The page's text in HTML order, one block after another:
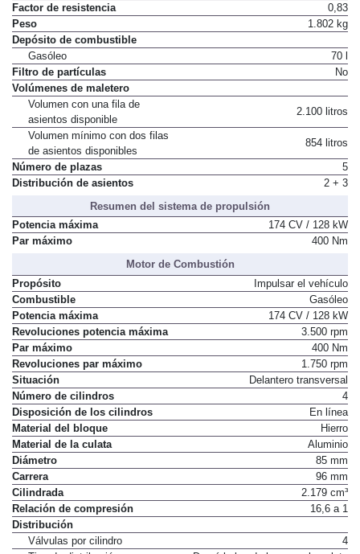
Factor de resistencia
0,83
Peso
1.802 kg
Depósito de combustible
Gasóleo
70 l
Filtro de partículas
No
Volúmenes de maletero
Volumen con una fila de
asientos disponible
2.100 litros
Volumen mínimo con dos filas
de asientos disponibles
854 litros
Número de plazas
5
Distribución de asientos
2 + 3
Resumen del sistema de propulsión
Potencia máxima
174 CV / 128 kW
Par máximo
400 Nm
Motor de Combustión
Propósito
Impulsar el vehículo
Combustible
Gasóleo
Potencia máxima
174 CV / 128 kW
Revoluciones potencia máxima
3.500 rpm
Par máximo
400 Nm
Revoluciones par máximo
1.750 rpm
Situación
Delantero transversal
Número de cilindros
4
Disposición de los cilindros
En línea
Material del bloque
Hierro
Material de la culata
Aluminio
Diámetro
85 mm
Carrera
96 mm
Cilindrada
2.179 cm³
Relación de compresión
16,6 a 1
Distribución
Válvulas por cilindro
4